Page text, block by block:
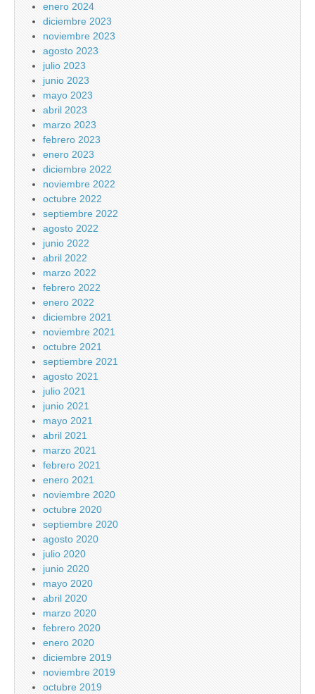
enero 2024
diciembre 2023
noviembre 2023
agosto 2023
julio 2023
junio 2023
mayo 2023
abril 2023
marzo 2023
febrero 2023
enero 2023
diciembre 2022
noviembre 2022
octubre 2022
septiembre 2022
agosto 2022
junio 2022
abril 2022
marzo 2022
febrero 2022
enero 2022
diciembre 2021
noviembre 2021
octubre 2021
septiembre 2021
agosto 2021
julio 2021
junio 2021
mayo 2021
abril 2021
marzo 2021
febrero 2021
enero 2021
noviembre 2020
octubre 2020
septiembre 2020
agosto 2020
julio 2020
junio 2020
mayo 2020
abril 2020
marzo 2020
febrero 2020
enero 2020
diciembre 2019
noviembre 2019
octubre 2019